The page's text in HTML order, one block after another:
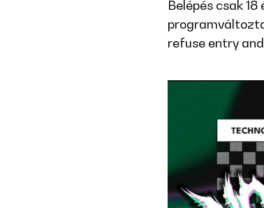
Belépés csak
refuse entry